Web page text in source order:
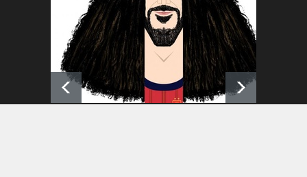
اخبار 6 ماه قبل
تسلیت به همکار | سهراب خیری
اخبار 6 ماه قبل